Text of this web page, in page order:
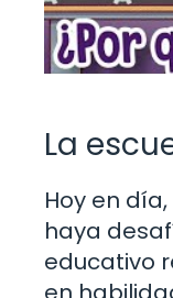
La
Hoy en
haya
educativo